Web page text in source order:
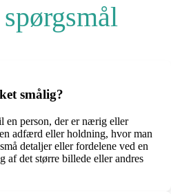
smålig?
en person, der er nærig eller
adfærd eller holdning, hvor man
detaljer eller fordelene ved en
af det større billede eller andres